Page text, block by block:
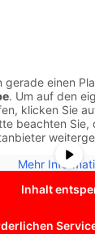
gerade einen
. Um auf den
klicken Sie
beachten Sie,
Mehr
Inhalt